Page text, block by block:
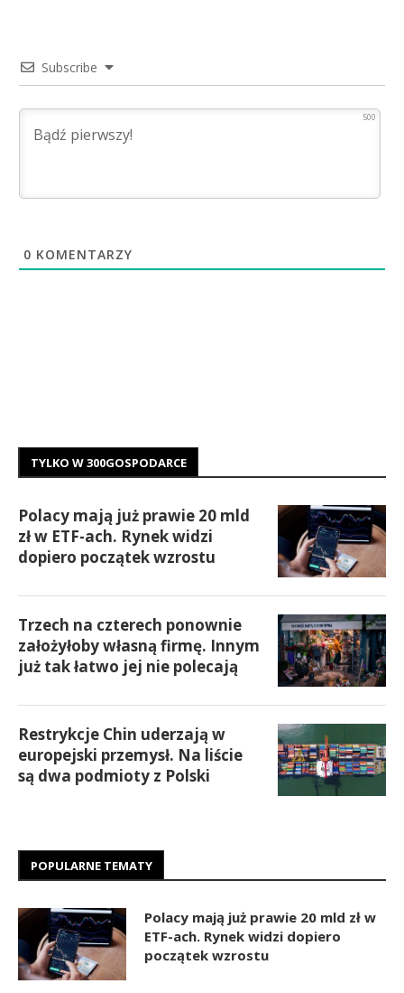
Subscribe
500
0 KOMENTARZY
TYLKO W 300GOSPODARCE
Polacy mają już prawie 20 mld
zł w ETF-ach. Rynek widzi
dopiero początek wzrostu
Trzech na czterech ponownie
założyłoby własną firmę. Innym
już tak łatwo jej nie polecają
Restrykcje Chin uderzają w
europejski przemysł. Na liście
są dwa podmioty z Polski
POPULARNE TEMATY
Polacy mają już prawie 20 mld zł w
ETF-ach. Rynek widzi dopiero
początek wzrostu